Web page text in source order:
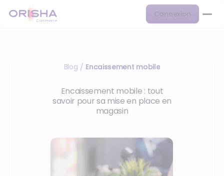
Connexion
Blog / Encaissement mobile
Encaissement mobile : tout
savoir pour sa mise en place en
magasin